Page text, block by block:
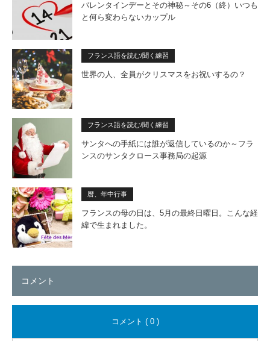
バレンタインデーとその神秘～その6（終）いつも
と何ら変わらないカップル
フランス語を読む/聞く練習
世界の人、全員がクリスマスをお祝いするの？
フランス語を読む/聞く練習
サンタへの手紙には誰が返信しているのか～フラ
ンスのサンタクロース事務局の起源
暦、年中行事
フランスの母の日は、5月の最終日曜日。こんな経
緯で生まれました。
コメント
コメント ( 0 )